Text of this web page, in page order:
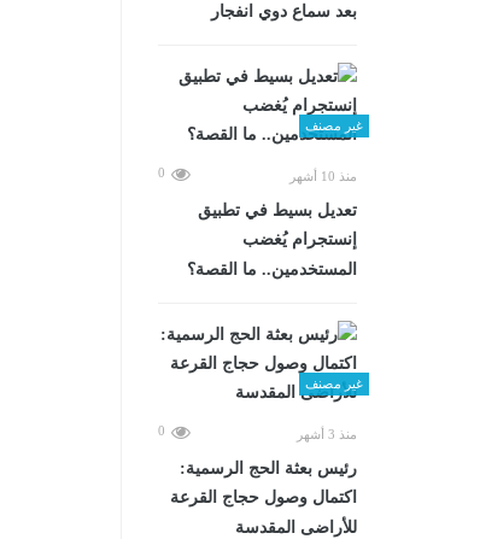
بعد سماع دوي انفجار
غير مصنف
منذ 10 أشهر 0
تعديل بسيط في تطبيق
إنستجرام يُغضب
المستخدمين.. ما القصة؟
غير مصنف
منذ 3 أشهر 0
رئيس بعثة الحج الرسمية:
اكتمال وصول حجاج القرعة
للأراضى المقدسة